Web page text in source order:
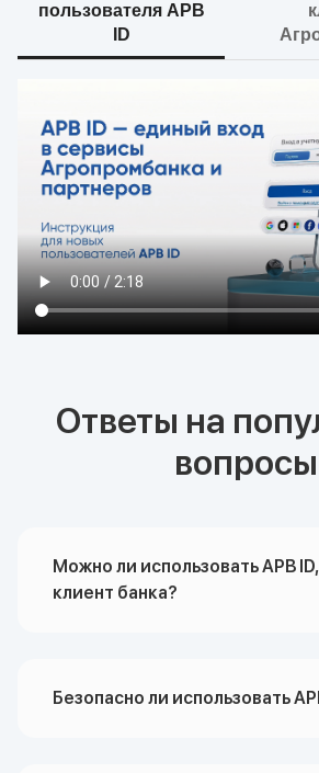
пользователя APB
ID
Ответы на
вопросы
Можно ли использовать APB
клиент банка?
Безопасно ли использовать